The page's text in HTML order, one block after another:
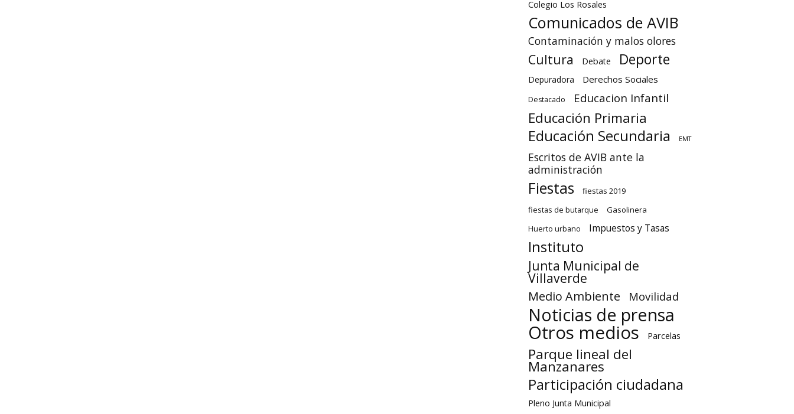
Colegio Los Rosales
Comunicados de AVIB
Contaminación y malos olores
Cultura Debate Deporte
Depuradora Derechos Sociales
Destacado Educacion Infantil
Educación Primaria
Educación Secundaria EMT
Escritos de AVIB ante la
administración
Fiestas
fiestas 2019
fiestas de butarque
Gasolinera
Huerto urbano Impuestos y Tasas
Instituto
Junta Municipal de
Villaverde
Medio Ambiente Movilidad
Noticias de prensa
Otros medios Parcelas
Parque lineal del
Manzanares
Participación ciudadana
Pleno Junta Municipal